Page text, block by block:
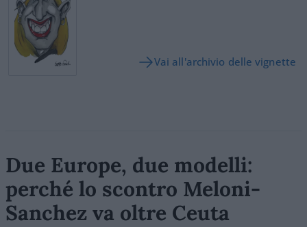
Vai all'archivio delle vignette
Due Europe, due modelli:
perché lo scontro Meloni-
Sanchez va oltre Ceuta